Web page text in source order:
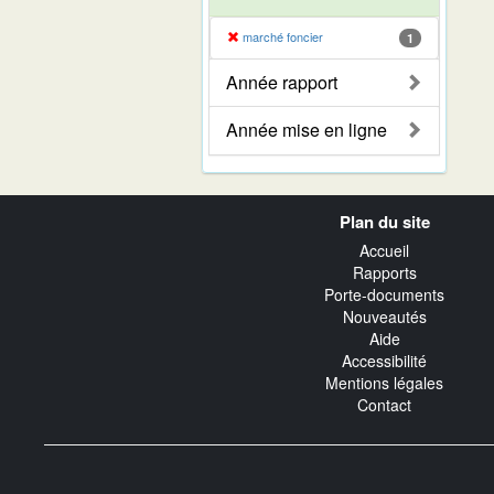
marché foncier 1
Année rapport
Année mise en ligne
Plan du site
Accueil
Rapports
Porte-documents
Nouveautés
Aide
Accessibilité
Mentions légales
Contact